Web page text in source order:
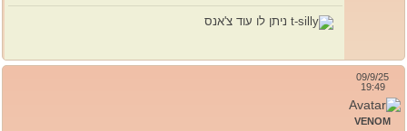
ניתן לו עוד צ'אנס
09/9/25
19:49
VENOM